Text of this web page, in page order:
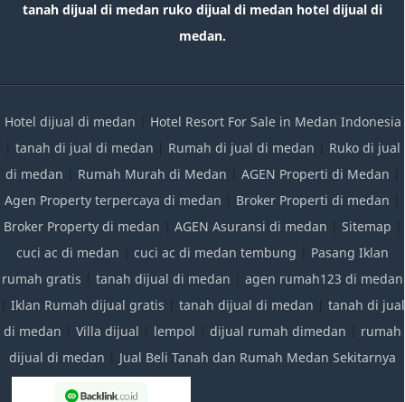
tanah dijual di medan ruko dijual di medan hotel dijual di
medan.
Hotel dijual di medan | Hotel Resort For Sale in Medan Indonesia
| tanah di jual di medan | Rumah di jual di medan | Ruko di jual
di medan | Rumah Murah di Medan | AGEN Properti di Medan |
Agen Property terpercaya di medan | Broker Properti di medan |
Broker Property di medan | AGEN Asuransi di medan | Sitemap |
cuci ac di medan | cuci ac di medan tembung | Pasang Iklan
rumah gratis | tanah dijual di medan | agen rumah123 di medan
| Iklan Rumah dijual gratis | tanah dijual di medan | tanah di jual
di medan | Villa dijual | lempol | dijual rumah dimedan | rumah
dijual di medan | Jual Beli Tanah dan Rumah Medan Sekitarnya